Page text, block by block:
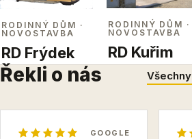
RODINNÝ DŮM ·
NOVOSTAVBA
RD Frýdek
RODINNÝ DŮM ·
NOVOSTAVBA
RD Kuřim
Řekli o nás
GOOGLE